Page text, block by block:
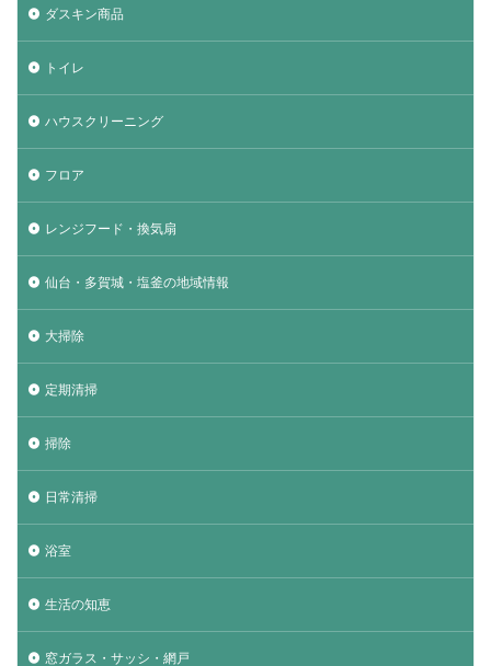
ダスキン商品
トイレ
ハウスクリーニング
フロア
レンジフード・換気扇
仙台・多賀城・塩釜の地域情報
大掃除
定期清掃
掃除
日常清掃
浴室
生活の知恵
窓ガラス・サッシ・網戸